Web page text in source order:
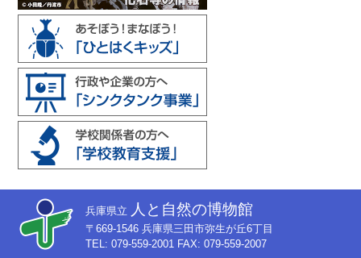
兵庫県立 人と自然の博物館
〒669-1546 兵庫県三田市弥生が丘6丁目
TEL: 079-559-2001 FAX: 079-559-2007